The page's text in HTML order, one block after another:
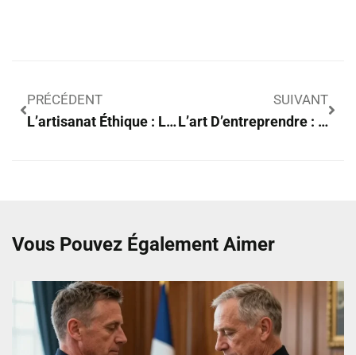
PRÉCÉDENT
L’artisanat Éthique : L’avenir Durable Que Vous N’auriez Pas Imaginé
SUIVANT
L’art D’entreprendre : Secrets Pour Lancer Votre Entreprise Artistique
Vous Pouvez Également Aimer